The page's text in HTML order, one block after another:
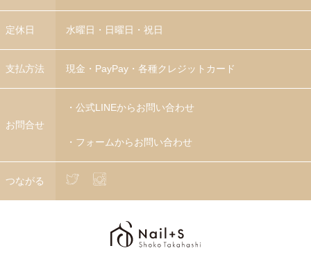
定休日 水曜日・日曜日・祝日
支払方法 現金・PayPay・各種クレジットカード
お問合せ
・ 公式LINEからお問い合わせ
・ フォームからお問い合わせ
つながる